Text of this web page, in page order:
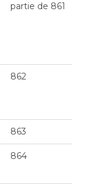
partie de 861
862
863
864